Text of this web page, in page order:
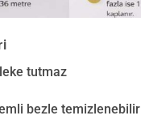
tutmaz
bezle temizlenebilir